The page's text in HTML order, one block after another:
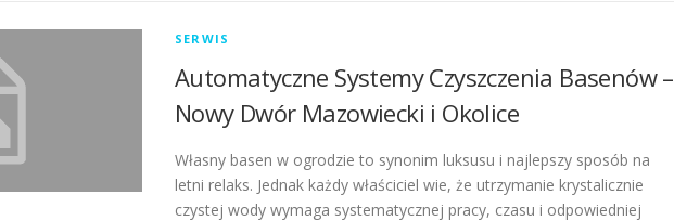
SERWIS
Automatyczne Systemy Czyszczenia Basenów –
Nowy Dwór Mazowiecki i Okolice
Własny basen w ogrodzie to synonim luksusu i najlepszy sposób na
letni relaks. Jednak każdy właściciel wie, że utrzymanie krystalicznie
czystej wody wymaga systematycznej pracy, czasu i odpowiedniej